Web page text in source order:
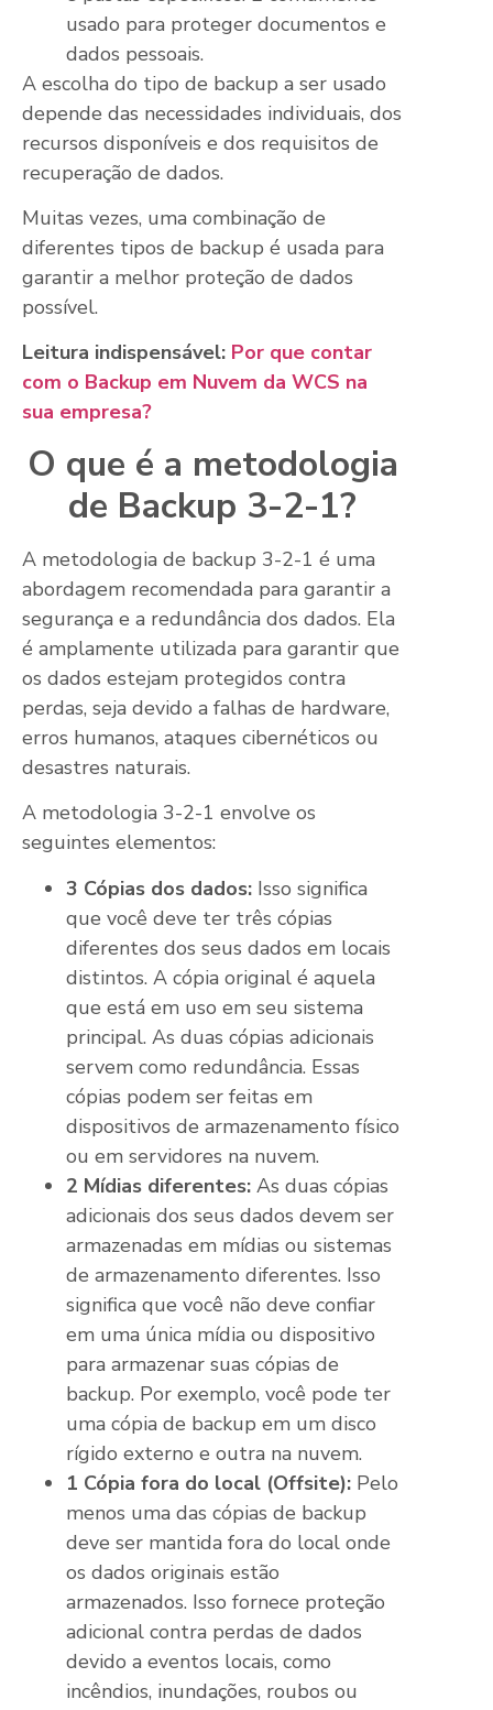
usado para proteger documentos e
dados pessoais.
A escolha do tipo de backup a ser usado
depende das necessidades individuais, dos
recursos disponíveis e dos requisitos de
recuperação de dados.
Muitas vezes, uma combinação de
diferentes tipos de backup é usada para
garantir a melhor proteção de dados
possível.
Leitura indispensável: Por que contar
com o Backup em Nuvem da WCS na
sua empresa?
O que é a metodologia
de Backup 3-2-1?
A metodologia de backup 3-2-1 é uma
abordagem recomendada para garantir a
segurança e a redundância dos dados. Ela
é amplamente utilizada para garantir que
os dados estejam protegidos contra
perdas, seja devido a falhas de hardware,
erros humanos, ataques cibernéticos ou
desastres naturais.
A metodologia 3-2-1 envolve os
seguintes elementos:
3 Cópias dos dados: Isso significa
que você deve ter três cópias
diferentes dos seus dados em locais
distintos. A cópia original é aquela
que está em uso em seu sistema
principal. As duas cópias adicionais
servem como redundância. Essas
cópias podem ser feitas em
dispositivos de armazenamento físico
ou em servidores na nuvem.
2 Mídias diferentes: As duas cópias
adicionais dos seus dados devem ser
armazenadas em mídias ou sistemas
de armazenamento diferentes. Isso
significa que você não deve confiar
em uma única mídia ou dispositivo
para armazenar suas cópias de
backup. Por exemplo, você pode ter
uma cópia de backup em um disco
rígido externo e outra na nuvem.
1 Cópia fora do local (Offsite): Pelo
menos uma das cópias de backup
deve ser mantida fora do local onde
os dados originais estão
armazenados. Isso fornece proteção
adicional contra perdas de dados
devido a eventos locais, como
incêndios, inundações, roubos ou